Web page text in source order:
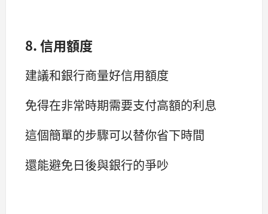
8. 信用額度
建議和銀行商量好信用額度
免得在非常時期需要支付高額的利息
這個簡單的步驟可以替你省下時間
還能避免日後與銀行的爭吵